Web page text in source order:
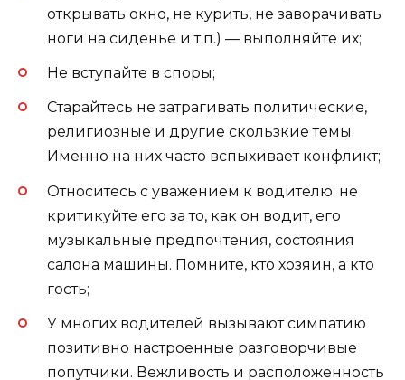
открывать окно, не курить, не заворачивать
ноги на сиденье и т.п.) — выполняйте их;
Не вступайте в споры;
Старайтесь не затрагивать политические,
религиозные и другие скользкие темы.
Именно на них часто вспыхивает конфликт;
Относитесь с уважением к водителю: не
критикуйте его за то, как он водит, его
музыкальные предпочтения, состояния
салона машины. Помните, кто хозяин, а кто
гость;
У многих водителей вызывают симпатию
позитивно настроенные разговорчивые
попутчики. Вежливость и расположенность